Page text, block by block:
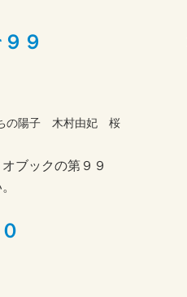
９
の陽子 木村由妃 桜
ブックの第９９